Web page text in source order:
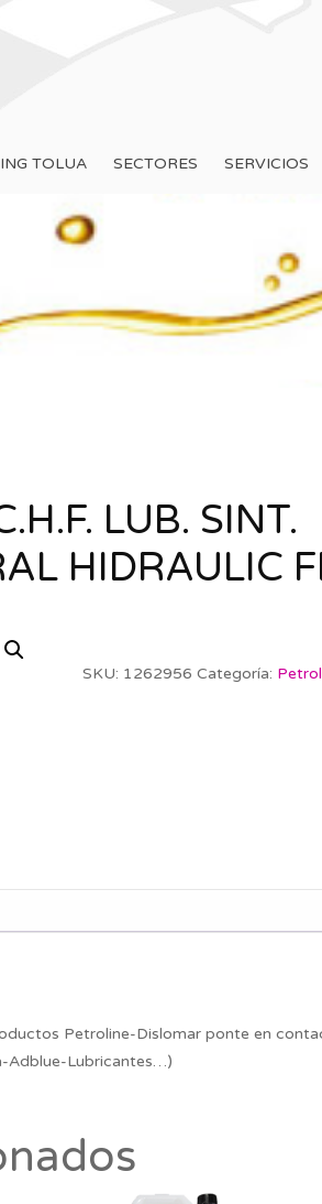
TOLUA SECTORES SERVICIOS
LUB. SINT.
HIDRAULIC
SKU: 1262956 Categoría:
Petroline-Dislomar ponte en
Adblue-Lubricantes…)